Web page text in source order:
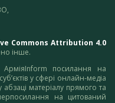
Commons Attribution 4.0
інше.
АрміяInform посилання на
у сфері онлайн-медіа
матеріалу прямого та
на цитований